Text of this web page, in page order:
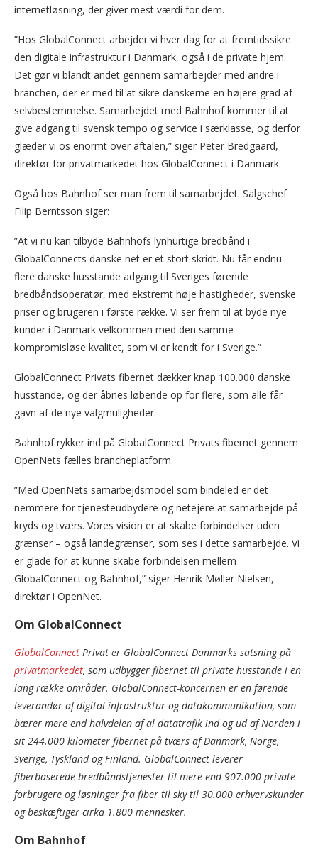
internetløsning, der giver mest værdi for dem.
”Hos GlobalConnect arbejder vi hver dag for at fremtidssikre
den digitale infrastruktur i Danmark, også i de private hjem.
Det gør vi blandt andet gennem samarbejder med andre i
branchen, der er med til at sikre danskerne en højere grad af
selvbestemmelse. Samarbejdet med Bahnhof kommer til at
give adgang til svensk tempo og service i særklasse, og derfor
glæder vi os enormt over aftalen,” siger Peter Bredgaard,
direktør for privatmarkedet hos GlobalConnect i Danmark.
Også hos Bahnhof ser man frem til samarbejdet. Salgschef
Filip Berntsson siger:
”At vi nu kan tilbyde Bahnhofs lynhurtige bredbånd i
GlobalConnects danske net er et stort skridt. Nu får endnu
flere danske husstande adgang til Sveriges førende
bredbåndsoperatør, med ekstremt høje hastigheder, svenske
priser og brugeren i første række. Vi ser frem til at byde nye
kunder i Danmark velkommen med den samme
kompromisløse kvalitet, som vi er kendt for i Sverige.”
GlobalConnect Privats fibernet dækker knap 100.000 danske
husstande, og der åbnes løbende op for flere, som alle får
gavn af de nye valgmuligheder.
Bahnhof rykker ind på GlobalConnect Privats fibernet gennem
OpenNets fælles brancheplatform.
”Med OpenNets samarbejdsmodel som bindeled er det
nemmere for tjenesteudbydere og netejere at samarbejde på
kryds og tværs. Vores vision er at skabe forbindelser uden
grænser – også landegrænser, som ses i dette samarbejde. Vi
er glade for at kunne skabe forbindelsen mellem
GlobalConnect og Bahnhof,” siger Henrik Møller Nielsen,
direktør i OpenNet.
Om GlobalConnect
GlobalConnect Privat er GlobalConnect Danmarks satsning på
privatmarkedet, som udbygger fibernet til private husstande i en
lang række områder. GlobalConnect-koncernen er en førende
leverandør af digital infrastruktur og datakommunikation, som
bærer mere end halvdelen af al datatrafik ind og ud af Norden i
sit 244.000 kilometer fibernet på tværs af Danmark, Norge,
Sverige, Tyskland og Finland. GlobalConnect leverer
fiberbaserede bredbåndstjenester til mere end 907.000 private
forbrugere og løsninger fra fiber til sky til 30.000 erhvervskunder
og beskæftiger cirka 1.800 mennesker.
Om Bahnhof